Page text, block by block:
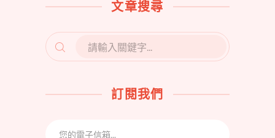
文章搜尋
SEARCH
FOR:
訂閱我們